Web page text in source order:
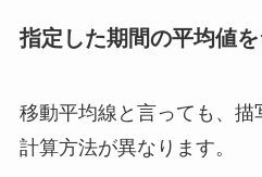
指定した期間の平均値
移動平均線と言っても、描
計算方法が異なります。